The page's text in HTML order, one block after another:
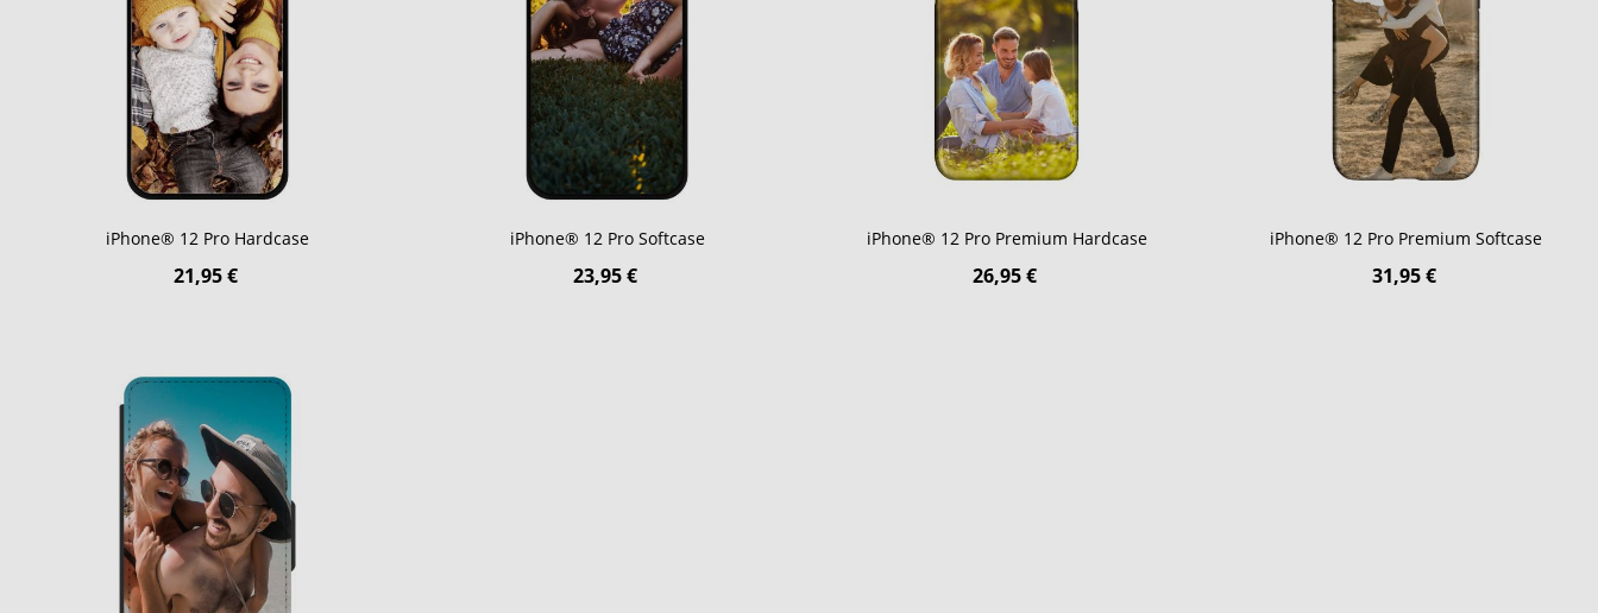
iPhone® 12 Pro Hardcase
21,95 €
iPhone® 12 Pro Softcase
23,95 €
iPhone® 12 Pro Premium Hardcase
26,95 €
iPhone® 12 Pro Premium Softcase
31,95 €